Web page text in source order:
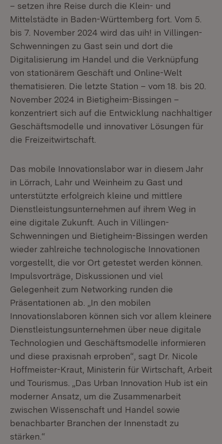
– setzen ihre Reise durch die Klein- und
Mittelstädte in Baden-Württemberg fort. Vom 5.
bis 7. November 2024 wird das uih! in Villingen-
Schwenningen zu Gast sein und dort die
Digitalisierung im Handel und die Verknüpfung
von stationärem Geschäft und Online-Welt
thematisieren. Die letzte Station – vom 18. bis 20.
November 2024 in Bietigheim-Bissingen –
konzentriert sich auf die Entwicklung nachhaltiger
Geschäftsmodelle und innovativer Lösungen für
die Freizeitwirtschaft.
Das mobile Innovationslabor war in diesem Jahr
in Lörrach, Lahr und Weinheim zu Gast und
unterstützte erfolgreich kleine und mittlere
Dienstleistungsunternehmen auf ihrem Weg in
eine digitale Zukunft. Auch in Villingen-
Schwenningen und Bietigheim-Bissingen werden
wieder zahlreiche technologische Innovationen
vorgestellt, die vor Ort getestet werden können.
Impulsvorträge, Diskussionen und viel
Gelegenheit zum Networking runden die
Präsentationen ab. „In den mobilen
Innovationslaboren können sich vor allem kleinere
Dienstleistungsunternehmen über neue digitale
Technologien und Geschäftsmodelle informieren
und diese praxisnah erproben“, sagt Dr. Nicole
Hoffmeister-Kraut, Ministerin für Wirtschaft, Arbeit
und Tourismus. „Das Urban Innovation Hub ist ein
moderner Ansatz, um die Zusammenarbeit
zwischen Wissenschaft und Handel sowie
benachbarter Branchen der Innenstadt zu
stärken.“